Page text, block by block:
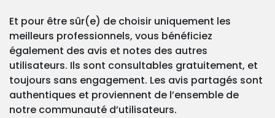
Et pour être sûr(e) de choisir uniquement les
meilleurs professionnels, vous bénéficiez
également des avis et notes des autres
utilisateurs. Ils sont consultables gratuitement, et
toujours sans engagement. Les avis partagés sont
authentiques et proviennent de l’ensemble de
notre communauté d’utilisateurs.